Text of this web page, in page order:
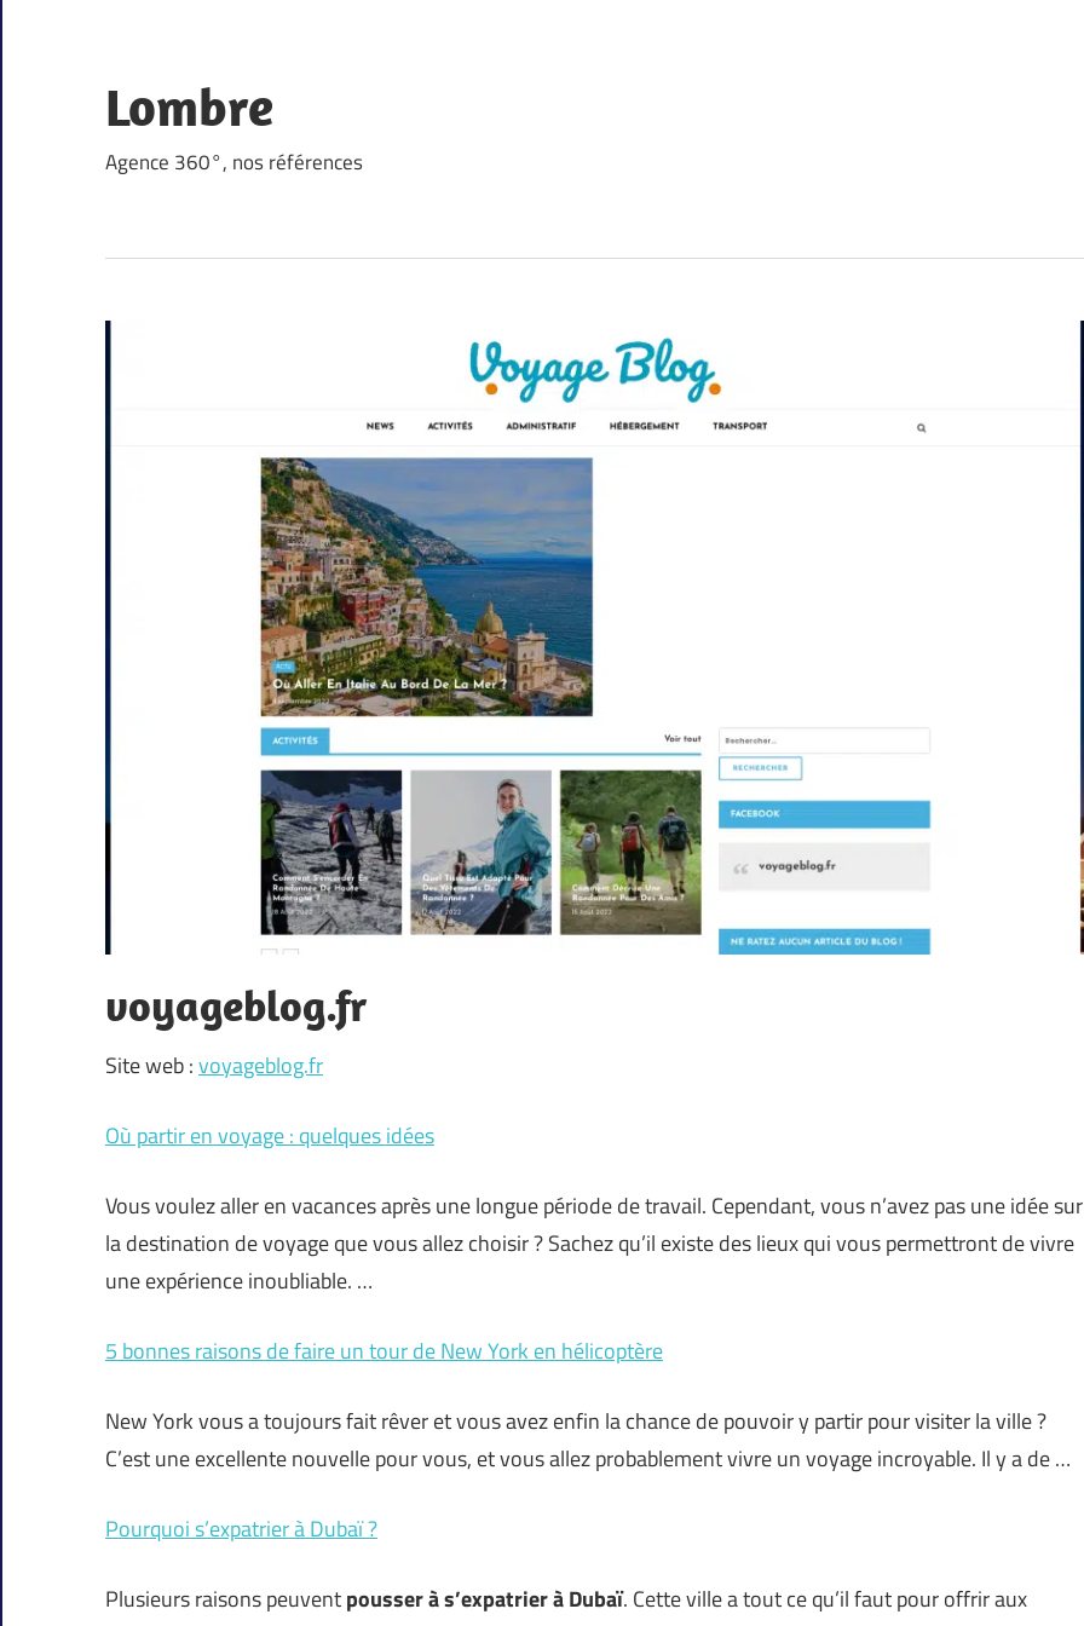
content
Lombre
Agence 360°, nos références
voyageblog.fr
Site web :voyageblog.fr
Où partir en voyage : quelques idées
Vous voulez aller en vacances après une longue période de travail. Cependant, vous n’avez pas une idée sur
la destination de voyage que vous allez choisir ? Sachez qu’il existe des lieux qui vous permettront de vivre
une expérience inoubliable. …
5 bonnes raisons de faire un tour de New York en hélicoptère
New York vous a toujours fait rêver et vous avez enfin la chance de pouvoir y partir pour visiter la ville ?
C’est une excellente nouvelle pour vous, et vous allez probablement vivre un voyage incroyable. Il y a de …
Pourquoi s’expatrier à Dubaï ?
Plusieurs raisons peuventpousser à s’expatrier à Dubaï. Cette ville a tout ce qu’il faut pour offrir aux